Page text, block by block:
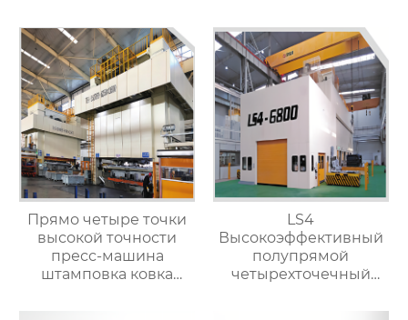
для латунного клапана
Прямо четыре точки
высокой точности
пресс-машина
штамповка ковка
LS4
Высокоэффективный
полупрямой
четырехточечный